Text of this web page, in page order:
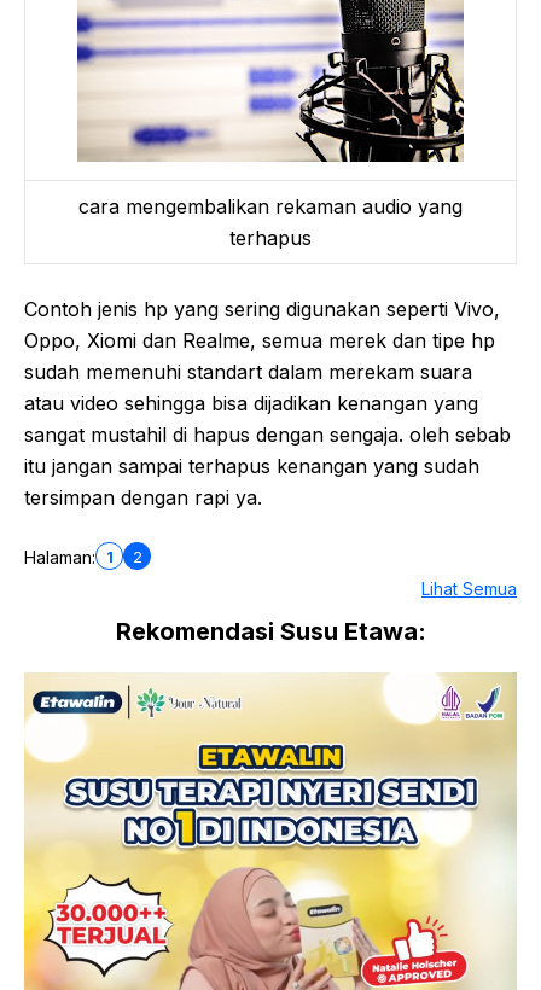
cara mengembalikan rekaman audio yang
terhapus
Contoh jenis hp yang sering digunakan seperti Vivo,
Oppo, Xiomi dan Realme, semua merek dan tipe hp
sudah memenuhi standart dalam merekam suara
atau video sehingga bisa dijadikan kenangan yang
sangat mustahil di hapus dengan sengaja. oleh sebab
itu jangan sampai terhapus kenangan yang sudah
tersimpan dengan rapi ya.
Halaman: 1 2
Lihat Semua
Rekomendasi Susu Etawa: